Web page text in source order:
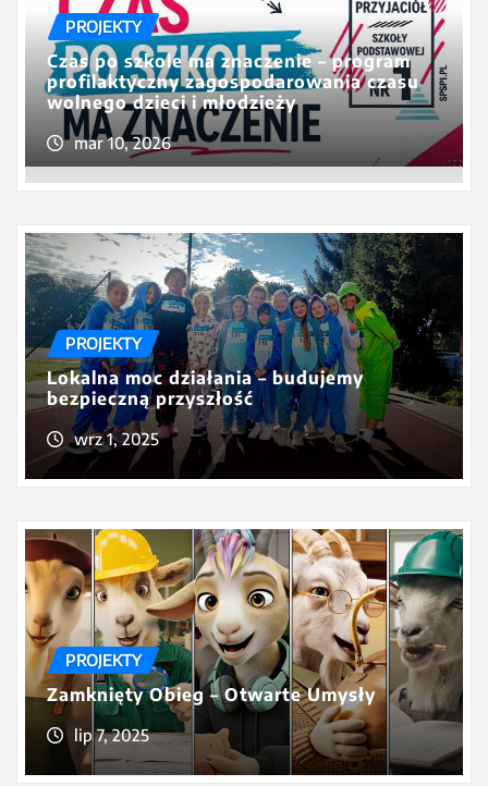
PROJEKTY
Czas po szkole ma znaczenie – program
profilaktyczny zagospodarowania czasu
wolnego dzieci i młodzieży
mar 10, 2026
PROJEKTY
Lokalna moc działania – budujemy
bezpieczną przyszłość
wrz 1, 2025
PROJEKTY
Zamknięty Obieg – Otwarte Umysły
lip 7, 2025